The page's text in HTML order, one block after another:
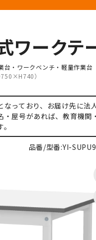
ワーク
台・ワークベンチ・軽量作業台
）
なっており、お届け先に法
屋号があれば、教育機関
品番/型番:YI-